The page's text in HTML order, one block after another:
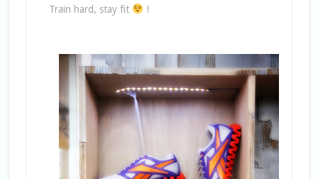
Train hard, stay fit
!